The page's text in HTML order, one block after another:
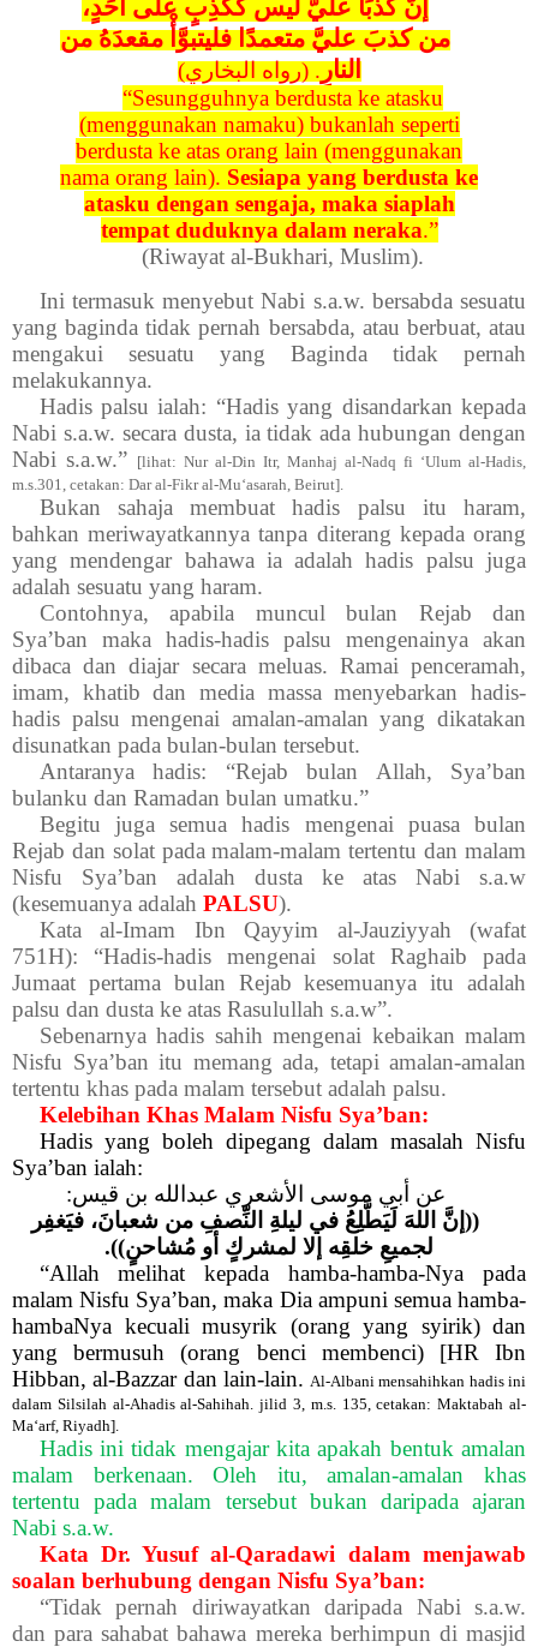
إنَّ كذبًا عليَّ ليس ككذِبٍ على أَحَدٍ،
من كذبَ عليَّ متعمدًا فليتبوَّأْ مقعدَهُ من
النارِ. (رواه البخاري)
“Sesungguhnya berdusta ke atasku
(menggunakan namaku) bukanlah seperti
berdusta ke atas orang lain (menggunakan
nama orang lain). Sesiapa yang berdusta ke
atasku dengan sengaja, maka siaplah
tempat duduknya dalam neraka.”
(Riwayat al-Bukhari, Muslim).
Ini termasuk menyebut Nabi s.a.w. bersabda sesuatu
yang baginda tidak pernah bersabda, atau berbuat, atau
mengakui sesuatu yang Baginda tidak pernah
melakukannya.
Hadis palsu ialah: “Hadis yang disandarkan kepada
Nabi s.a.w. secara dusta, ia tidak ada hubungan dengan
Nabi s.a.w.” [lihat: Nur al-Din Itr, Manhaj al-Nadq fi ‘Ulum al-Hadis,
m.s.301, cetakan: Dar al-Fikr al-Mu‘asarah, Beirut].
Bukan sahaja membuat hadis palsu itu haram,
bahkan meriwayatkannya tanpa diterang kepada orang
yang mendengar bahawa ia adalah hadis palsu juga
adalah sesuatu yang haram.
Contohnya, apabila muncul bulan Rejab dan
Sya’ban maka hadis-hadis palsu mengenainya akan
dibaca dan diajar secara meluas. Ramai penceramah,
imam, khatib dan media massa menyebarkan hadis-
hadis palsu mengenai amalan-amalan yang dikatakan
disunatkan pada bulan-bulan tersebut.
Antaranya hadis: “Rejab bulan Allah, Sya’ban
bulanku dan Ramadan bulan umatku.”
Begitu juga semua hadis mengenai puasa bulan
Rejab dan solat pada malam-malam tertentu dan malam
Nisfu Sya’ban adalah dusta ke atas Nabi s.a.w
(kesemuanya adalah PALSU).
Kata al-Imam Ibn Qayyim al-Jauziyyah (wafat
751H): “Hadis-hadis mengenai solat Raghaib pada
Jumaat pertama bulan Rejab kesemuanya itu adalah
palsu dan dusta ke atas Rasulullah s.a.w”.
Sebenarnya hadis sahih mengenai kebaikan malam
Nisfu Sya’ban itu memang ada, tetapi amalan-amalan
tertentu khas pada malam tersebut adalah palsu.
Kelebihan Khas Malam Nisfu Sya’ban:
Hadis yang boleh dipegang dalam masalah Nisfu
Sya’ban ialah:
عن أبي موسى الأشعري عبدالله بن قيس:
((إنَّ اللهَ لَيَطَّلِعُ في ليلةِ النِّصفِ من شعبانَ، فيَغفِر
لجميعِ خلقِه إلا لمشركٍ أو مُشاحنٍ)).
“Allah melihat kepada hamba-hamba-Nya pada
malam Nisfu Sya’ban, maka Dia ampuni semua hamba-
hambaNya kecuali musyrik (orang yang syirik) dan
yang bermusuh (orang benci membenci) [HR Ibn
Hibban, al-Bazzar dan lain-lain.Al-Albani mensahihkan hadis ini
dalam Silsilah al-Ahadis al-Sahihah. jilid 3, m.s. 135, cetakan: Maktabah al-
Ma‘arf, Riyadh].
Hadis ini tidak mengajar kita apakah bentuk amalan
malam berkenaan. Oleh itu, amalan-amalan khas
tertentu pada malam tersebut bukan daripada ajaran
Nabi s.a.w.
Kata Dr. Yusuf al-Qaradawi dalam menjawab
soalan berhubung dengan Nisfu Sya’ban:
“Tidak pernah diriwayatkan daripada Nabi s.a.w.
dan para sahabat bahawa mereka berhimpun di masjid